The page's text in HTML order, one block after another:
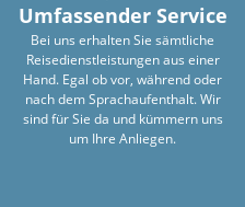
Umfassender Service
Bei uns erhalten Sie sämtliche
Reisedienstleistungen aus einer
Hand. Egal ob vor, während oder
nach dem Sprachaufenthalt. Wir
sind für Sie da und kümmern uns
um Ihre Anliegen.